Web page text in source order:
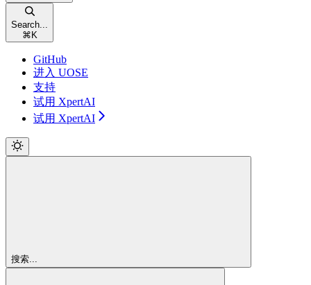
Search...
⌘ K
GitHub
进入 UOSE
支持
试用 XpertAI
试用 XpertAI
搜索...